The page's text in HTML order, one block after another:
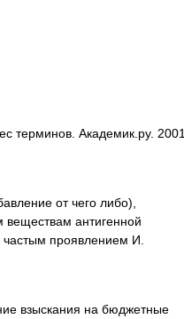
терминов. Академик.ру. 2001
от чего либо),
антигенной
проявлением И.
взыскания на бюджетные